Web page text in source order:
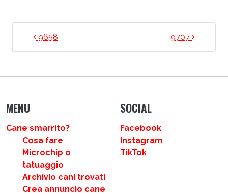
NAVIGAZIONE ARTICOLI
9658 9707
MENU
Cane smarrito?
Cosa fare
Microchip o
tatuaggio
Archivio cani trovati
Crea annuncio cane
SOCIAL
Facebook
Instagram
TikTok